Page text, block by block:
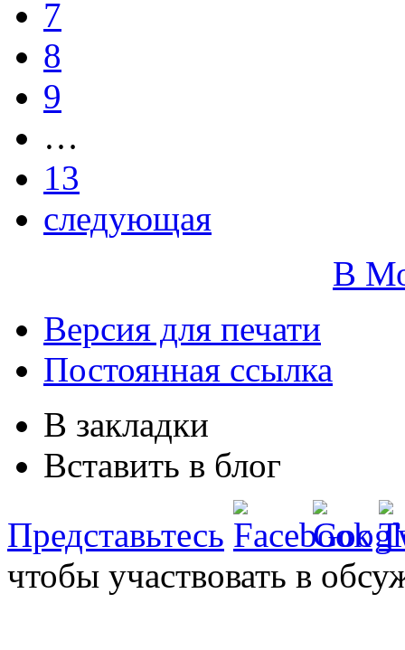
7
8
9
…
13
следующая
В
Версия для печати
Постоянная ссылка
В закладки
Вставить в блог
Представьтесь
чтобы участвовать в